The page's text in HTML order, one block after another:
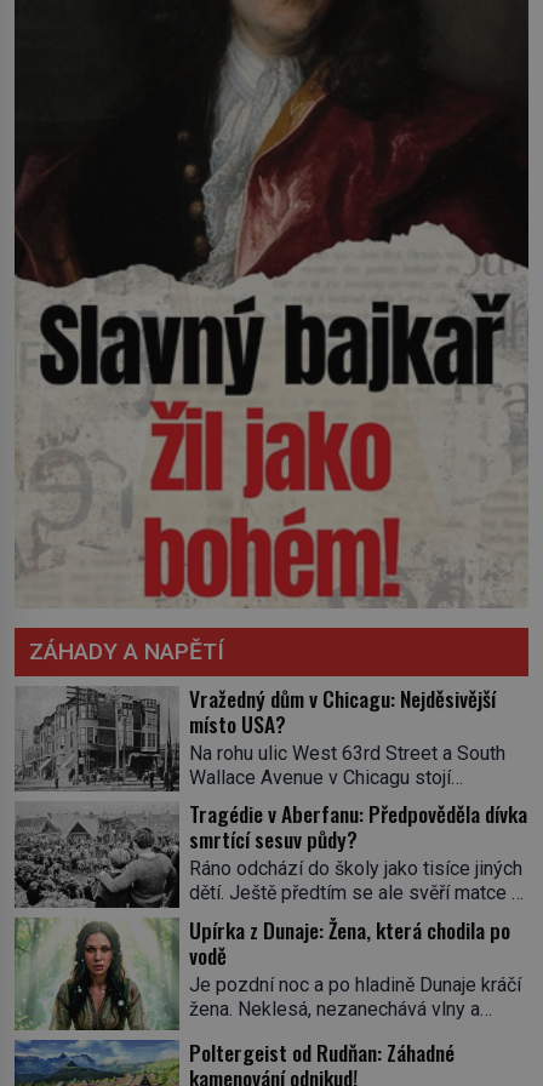
ZÁHADY A NAPĚTÍ
Vražedný dům v Chicagu: Nejděsivější
místo USA?
Na rohu ulic West 63rd Street a South
Wallace Avenue v Chicagu stojí
nenápadná pošta. Nemá žádný speciální
nápis ani pamětní desku. A přesto prý
místní zaměstnanci neradi chodí do
sklepa. Právě tady totiž sídlil sériový
vrah H. H. Holmes a také
nejpropracovanější past na lidi
v dějinách americké kriminalistiky.
Herman Webster Mudgett (1861–1896)
přijíždí […]
Tragédie v Aberfanu: Předpověděla dívka
smrtící sesuv půdy?
Ráno odchází do školy jako tisíce jiných
dětí. Ještě předtím se ale svěří matce s
podivným snem. Ve škole, kterou dobře
zná, tentokrát nevidí budovu ani
spolužáky. Místo nich se před ní tyčí
cosi temného. O několik hodin později je
mrtvá. Mohla devítiletá Zahlédla vlastní
osud? Dne 21. října 1966 se velšská
vesnice Aberfan […]
Upírka z Dunaje: Žena, která chodila po
vodě
Je pozdní noc a po hladině Dunaje kráčí
žena. Neklesá, nezanechává vlny a
pod ní byla dlažbou. Muž, který ji z
Poltergeist od Rudňan: Záhadné
kamenování odnikud!